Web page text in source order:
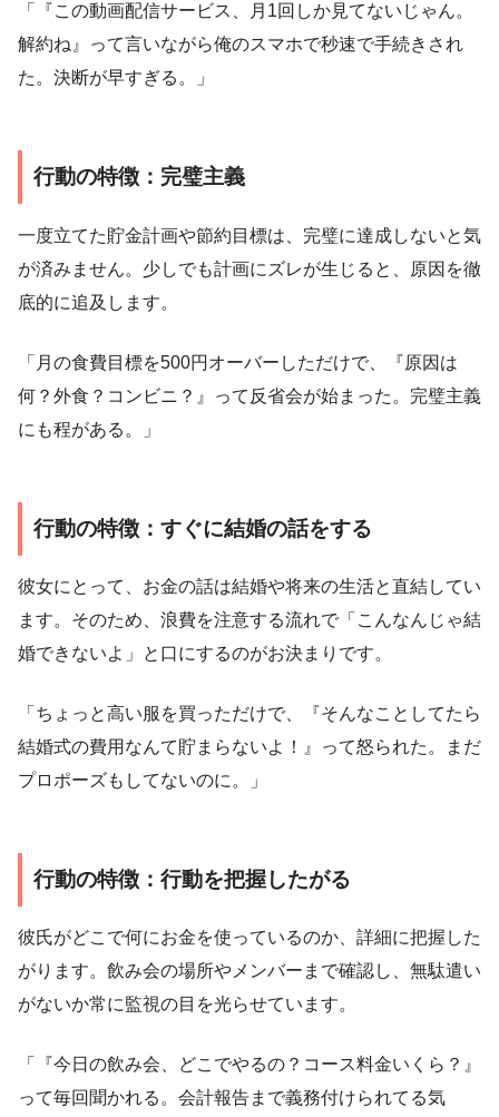
「『この動画配信サービス、月1回しか見てないじゃん。
解約ね』って言いながら俺のスマホで秒速で手続きされ
た。決断が早すぎる。」
行動の特徴：完璧主義
一度立てた貯金計画や節約目標は、完璧に達成しないと気
が済みません。少しでも計画にズレが生じると、原因を徹
底的に追及します。
「月の食費目標を500円オーバーしただけで、『原因は
何？外食？コンビニ？』って反省会が始まった。完璧主義
にも程がある。」
行動の特徴：すぐに結婚の話をする
彼女にとって、お金の話は結婚や将来の生活と直結してい
ます。そのため、浪費を注意する流れで「こんなんじゃ結
婚できないよ」と口にするのがお決まりです。
「ちょっと高い服を買っただけで、『そんなことしてたら
結婚式の費用なんて貯まらないよ！』って怒られた。まだ
プロポーズもしてないのに。」
行動の特徴：行動を把握したがる
彼氏がどこで何にお金を使っているのか、詳細に把握した
がります。飲み会の場所やメンバーまで確認し、無駄遣い
がないか常に監視の目を光らせています。
「『今日の飲み会、どこでやるの？コース料金いくら？』
って毎回聞かれる。会計報告まで義務付けられてる気